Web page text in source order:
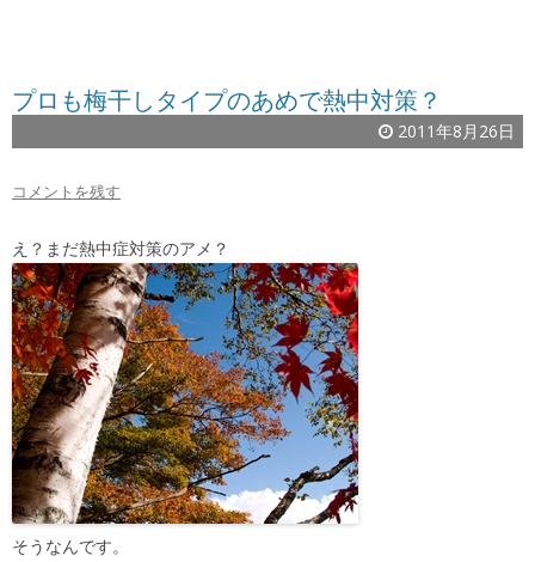
プロも梅干しタイプのあめで熱中対策？
2011年8月26日
コメントを残す
え？まだ熱中症対策のアメ？
そうなんです。